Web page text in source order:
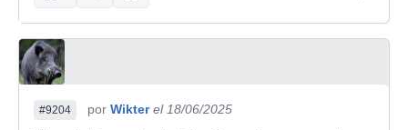
#9204 por Wikter el 18/06/2025